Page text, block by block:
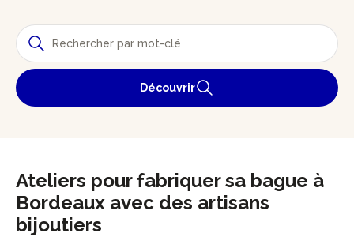
Découvrir
Ateliers pour fabriquer sa bague à
Bordeaux avec des artisans
bijoutiers